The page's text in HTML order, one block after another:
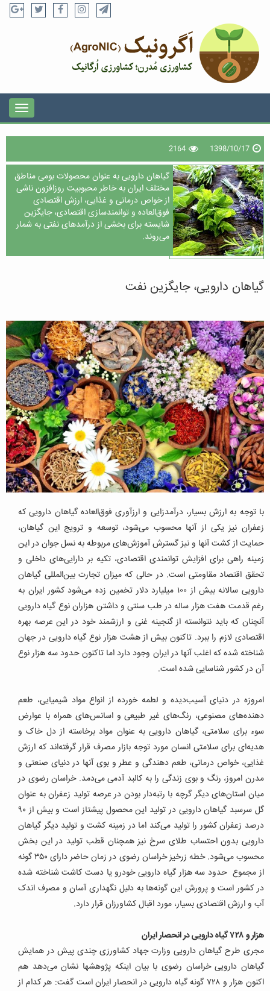
1398/10/17
2164
گیاهان دارویی به عنوان محصولات بومی مناطق
مختلف ایران به خاطر محبوبیت روزافزون ناشی
از خواص درمانی و غذایی، ارزش اقتصادی
فوق‌العاده‌ و توانمندسازی اقتصادی، جایگزین
شایسته برای بخشی از درآمدهای نفتی به شمار
می‌روند.
گیاهان دارویی، جایگزین نفت
با توجه به ارزش بسیار، درآمدزایی و ارزآوری فوق‌العاده گیاهان دارویی که
زعفران نیز یکی از آنها محسوب می‌شود، توسعه و ترویج این گیاهان،
حمایت از کشت آنها و نیز گسترش آموزش‌های مربوطه به نسل جوان در این
زمینه راهی برای افزایش توانمندی اقتصادی، تکیه بر دارایی‌های داخلی و
تحقق اقتصاد مقاومتی است. در حالی که میزان تجارت بین‌المللی گیاهان
دارویی سالانه بیش از ۱۰۰ میلیارد دلار تخمین زده می‌شود کشور ایران به
رغم قدمت هفت هزار ساله در طب سنتی و داشتن هزاران نوع گیاه دارویی
آنچنان که باید نتوانسته از گنجینه غنی و ارزشمند خود در این عرصه بهره
اقتصادی لازم را ببرد. تاکنون بیش از هشت هزار نوع گیاه دارویی در جهان
شناخته شده که اغلب آنها در ایران وجود دارد اما تاکنون حدود سه هزار نوع
آن در کشور شناسایی شده است.
امروزه در دنیای آسیب‌دیده و لطمه خورده از انواع مواد شیمیایی، طعم
دهنده‌های مصنوعی، رنگ‌های غیر طبیعی و اسانس‌های همراه با عوارض
سوء برای سلامتی، گیاهان دارویی به عنوان مواد برخاسته از دل خاک و
هدیه‌ای برای سلامتی انسان مورد توجه بازار مصرف قرار گرفته‌اند که ارزش
غذایی، خواص درمانی، طعم دهندگی و عطر و بوی آنها در دنیای صنعتی و
مدرن امروز، رنگ و بوی زندگی را به کالبد آدمی می‌دمد. خراسان رضوی در
میان استان‌های دیگر گرچه با رتبه‌دار بودن در عرصه تولید زعفران به عنوان
گل سرسبد گیاهان دارویی در تولید این محصول پیشتاز است و بیش از ۹۰
درصد زعفران کشور را تولید می‌کند اما در زمینه کشت و تولید دیگر گیاهان
دارویی بدون احتساب طلای سرخ نیز همچنان قطب تولید در این بخش
محسوب می‌شود. خطه زرخیز خراسان رضوی در زمان حاضر دارای ۳۵۰ گونه
از مجموع حدود سه هزار گیاه دارویی خودرو یا دست کاشت شناخته شده
در کشور است و پرورش این گونه‌ها به دلیل نگهداری آسان و مصرف اندک
آب و ارزش اقتصادی بسیار، مورد اقبال کشاورزان قرار دارد.
هزار و ۷۲۸ گیاه دارویی در انحصار ایران
مجری طرح گیاهان دارویی وزارت جهاد کشاورزی چندی پیش در همایش
گیاهان دارویی خراسان رضوی با بیان اینکه پژوهش‎ها نشان می‌دهد هم
اکنون هزار و ۷۲۸ گونه گیاه دارویی در انحصار ایران است گفت: هر کدام از